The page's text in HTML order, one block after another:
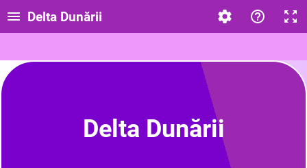
Delta Dunării
Delta Dunării